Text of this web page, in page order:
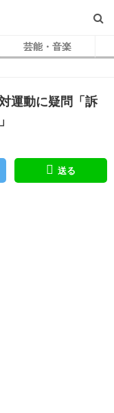
芸能・音楽
運動に疑問「訴
送る